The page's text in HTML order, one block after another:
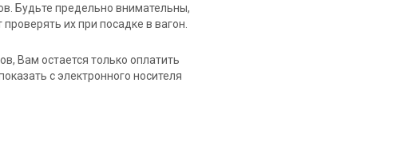
Будьте предельно внимательны,
их при посадке в вагон.
Вам остается только оплатить
с электронного носителя